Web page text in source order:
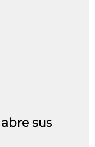
sus